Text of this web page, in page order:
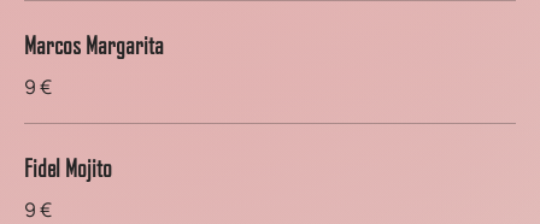
Marcos Margarita
9 €
Fidel Mojito
9 €